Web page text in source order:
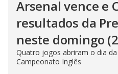
Arsenal vence e
resultados da
neste domingo
Quatro jogos abriram o dia
Campeonato Inglês